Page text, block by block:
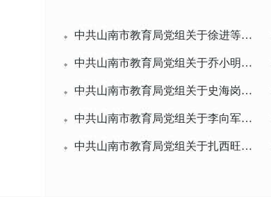
中共山南市教育局党组关于徐进等同志职...
中共山南市教育局党组关于乔小明等同志...
中共山南市教育局党组关于史海岗等同志...
中共山南市教育局党组关于李向军等同志...
中共山南市教育局党组关于扎西旺丹等同...